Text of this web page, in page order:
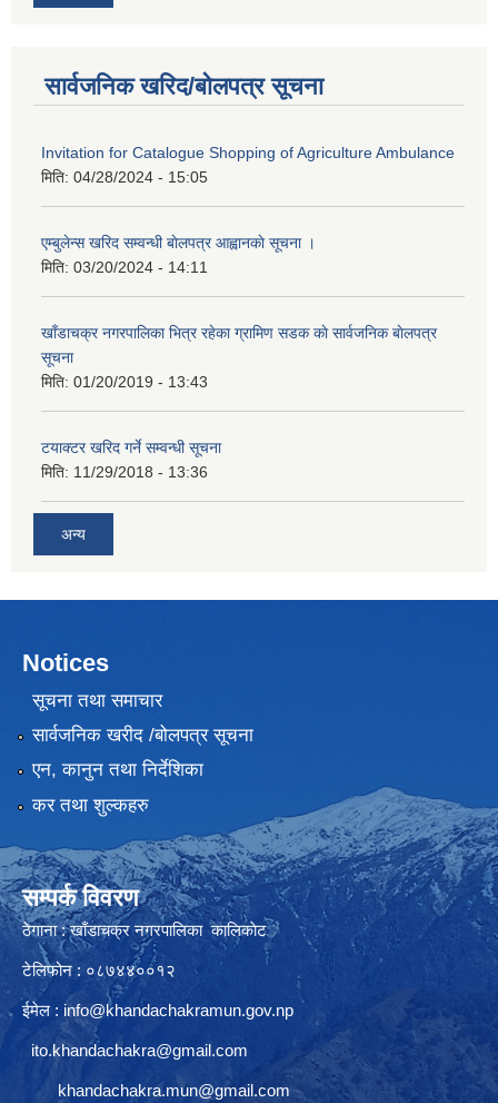
सार्वजनिक खरिद/बोलपत्र सूचना
Invitation for Catalogue Shopping of Agriculture Ambulance
मिति: 04/28/2024 - 15:05
एम्बुलेन्स खरिद सम्वन्धी बाेलपत्र आह्वानकाे सूचना ।
मिति: 03/20/2024 - 14:11
खाँडाचक्र नगरपालिका भित्र रहेका ग्रामिण सडक काे सार्वजनिक बाेलपत्र
सूचना
मिति: 01/20/2019 - 13:43
टयाक्टर खरिद गर्ने सम्वन्धी सूचना
मिति: 11/29/2018 - 13:36
अन्य
Notices
सूचना तथा समाचार
सार्वजनिक खरीद /बोलपत्र सूचना
एन, कानुन तथा निर्देशिका
कर तथा शुल्कहरु
सम्पर्क विवरण
ठेगाना : खाँडाचक्र नगरपालिका कालिकाेट
टेलिफोन : ०८७४४००१२
ईमेल : info@khandachakramun.gov.np
ito.khandachakra@gmail.com
khandachakra.mun@gmail.com